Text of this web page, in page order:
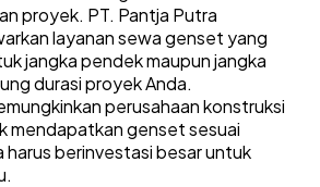
proyek. PT. Pantja Putra
layanan sewa genset yang
jangka pendek maupun jangka
durasi proyek Anda.
perusahaan konstruksi
mendapatkan genset sesuai
berinvestasi besar untuk